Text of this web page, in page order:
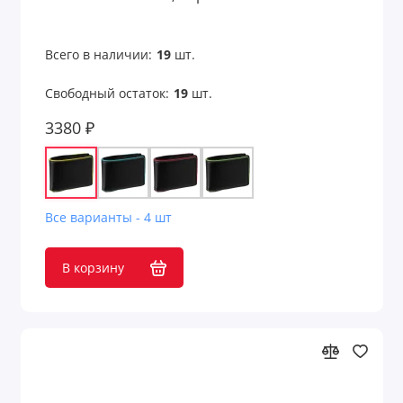
Подарки на День медицинского работника
Подарки на День Победы 9 мая
Подарки на День рождения компании
Подарки на День России 12 июня
Подарки на День энергетика 22 декабря
Подарки начальнику
Всего в наличии: 19шт.
Свободный остаток: 19шт.
3380 ₽
Все варианты - 4 шт
В корзину